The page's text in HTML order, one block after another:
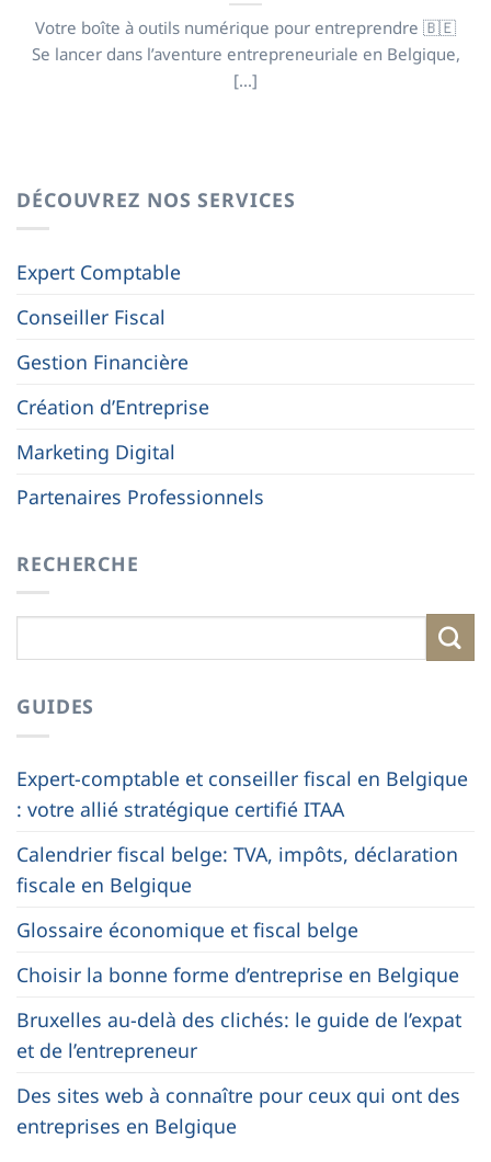
Votre boîte à outils numérique pour entreprendre 🇧🇪
Se lancer dans l’aventure entrepreneuriale en Belgique,
[...]
DÉCOUVREZ NOS SERVICES
Expert Comptable
Conseiller Fiscal
Gestion Financière
Création d’Entreprise
Marketing Digital
Partenaires Professionnels
RECHERCHE
GUIDES
Expert-comptable et conseiller fiscal en Belgique
: votre allié stratégique certifié ITAA
Calendrier fiscal belge: TVA, impôts, déclaration
fiscale en Belgique
Glossaire économique et fiscal belge
Choisir la bonne forme d’entreprise en Belgique
Bruxelles au-delà des clichés: le guide de l’expat
et de l’entrepreneur
Des sites web à connaître pour ceux qui ont des
entreprises en Belgique